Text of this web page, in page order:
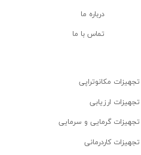
درباره ما
تماس با ما
تجهیزات مکانوتراپی
تجهیزات ارزیابی
تجهیزات گرمایی و سرمایی
تجهیزات کاردرمانی